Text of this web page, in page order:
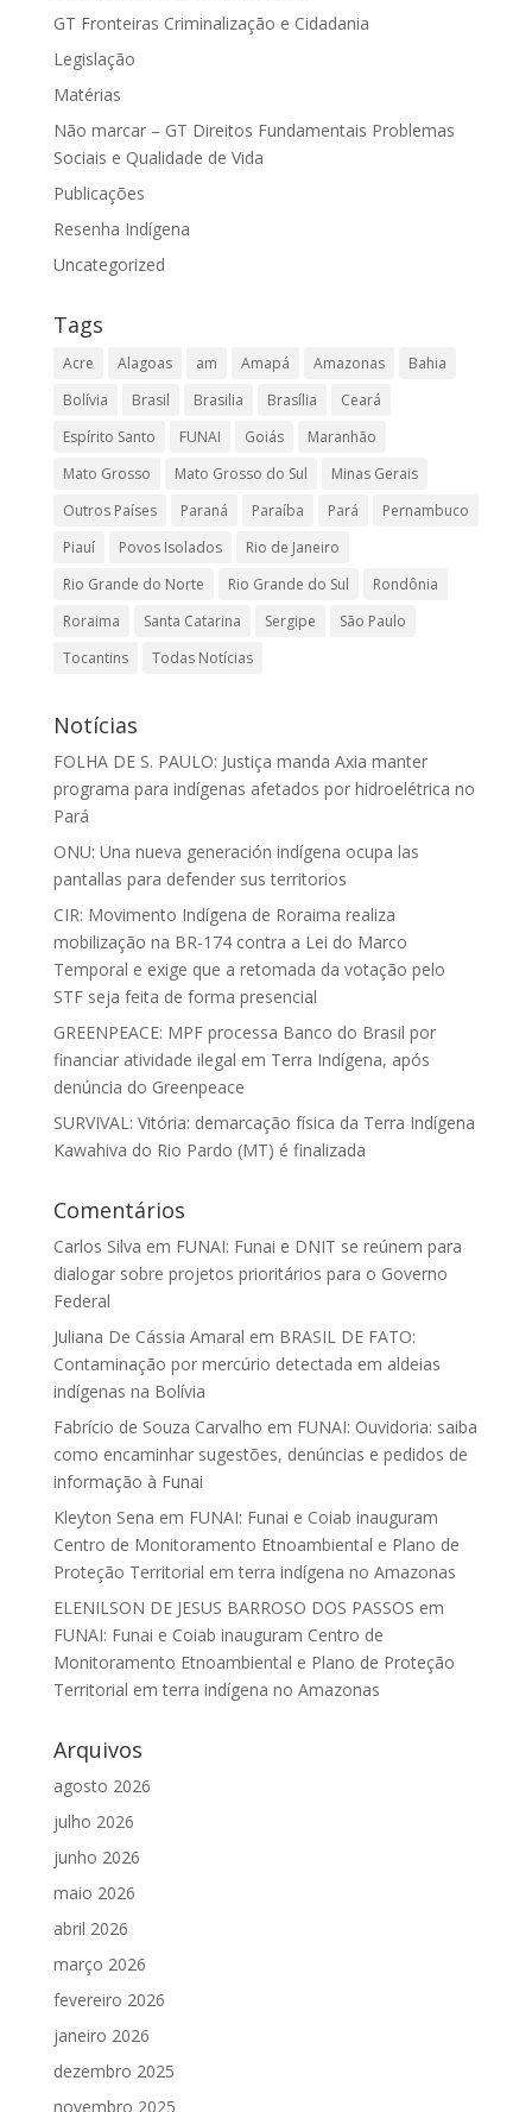
GT Fronteiras Criminalização e Cidadania
Legislação
Matérias
Não marcar – GT Direitos Fundamentais Problemas
Sociais e Qualidade de Vida
Publicações
Resenha Indígena
Uncategorized
Tags
Acre Alagoas am Amapá Amazonas
Bahia
Bolívia
Brasil Brasilia Brasília
Ceará
Espírito Santo
FUNAI Goiás
Maranhão
Mato Grosso
Mato Grosso do Sul
Minas Gerais
Outros Países
Paraná Paraíba Pará
Pernambuco
Piauí
Povos Isolados
Rio de Janeiro
Rio Grande do Norte
Rio Grande do Sul
Rondônia
Roraima
Santa Catarina Sergipe
São Paulo
Tocantins
Todas Notícias
Notícias
FOLHA DE S. PAULO: Justiça manda Axia manter
programa para indígenas afetados por hidroelétrica no
Pará
ONU: Una nueva generación indígena ocupa las
pantallas para defender sus territorios
CIR: Movimento Indígena de Roraima realiza
mobilização na BR-174 contra a Lei do Marco
Temporal e exige que a retomada da votação pelo
STF seja feita de forma presencial
GREENPEACE: MPF processa Banco do Brasil por
financiar atividade ilegal em Terra Indígena, após
denúncia do Greenpeace
SURVIVAL: Vitória: demarcação física da Terra Indígena
Kawahiva do Rio Pardo (MT) é finalizada
Comentários
Carlos Silva em FUNAI: Funai e DNIT se reúnem para
dialogar sobre projetos prioritários para o Governo
Federal
Juliana De Cássia Amaral em BRASIL DE FATO:
Contaminação por mercúrio detectada em aldeias
indígenas na Bolívia
Fabrício de Souza Carvalho em FUNAI: Ouvidoria: saiba
como encaminhar sugestões, denúncias e pedidos de
informação à Funai
Kleyton Sena em FUNAI: Funai e Coiab inauguram
Centro de Monitoramento Etnoambiental e Plano de
Proteção Territorial em terra indígena no Amazonas
ELENILSON DE JESUS BARROSO DOS PASSOS em
FUNAI: Funai e Coiab inauguram Centro de
Monitoramento Etnoambiental e Plano de Proteção
Territorial em terra indígena no Amazonas
Arquivos
agosto 2026
julho 2026
junho 2026
maio 2026
abril 2026
março 2026
fevereiro 2026
janeiro 2026
dezembro 2025
novembro 2025